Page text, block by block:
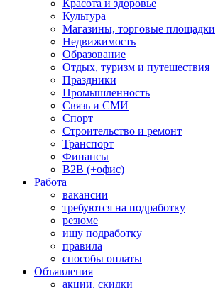
Красота и здоровье
Культура
Магазины, торговые площадки
Недвижимость
Образование
Отдых, туризм и путешествия
Праздники
Промышленность
Связь и СМИ
Спорт
Строительство и ремонт
Транспорт
Финансы
B2B (+офис)
Работа
вакансии
требуются на подработку
резюме
ищу подработку
правила
способы оплаты
Объявления
акции, скидки